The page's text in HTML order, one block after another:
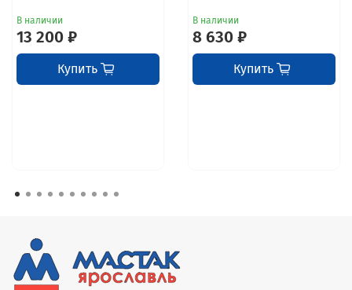
В наличии
13 200 ₽
Купить
В наличии
8 630 ₽
Купить